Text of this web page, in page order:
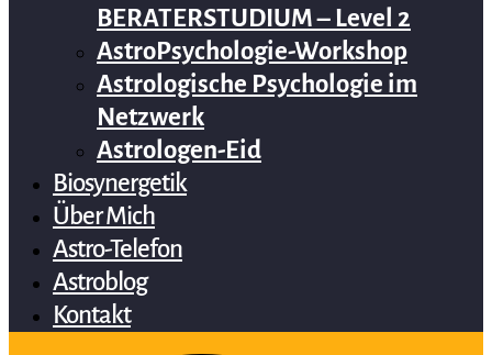
BERATERSTUDIUM – Level 2
AstroPsychologie-Workshop
Astrologische Psychologie im
Netzwerk
Astrologen-Eid
Biosynergetik
Über Mich
Astro-Telefon
Astroblog
Kontakt